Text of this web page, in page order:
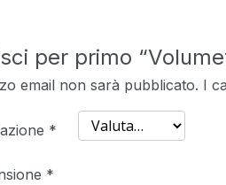
per primo
email non sarà pubblicato. I
*
*